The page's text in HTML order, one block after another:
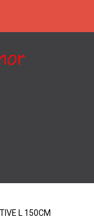
L 150CM